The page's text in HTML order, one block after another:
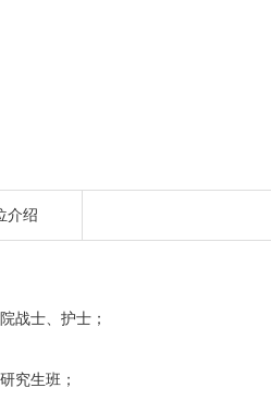
介绍
战士、护士；
究生班；